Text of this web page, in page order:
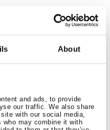
About
and ads, to provide
our traffic. We also share
with our social media,
who may combine it with